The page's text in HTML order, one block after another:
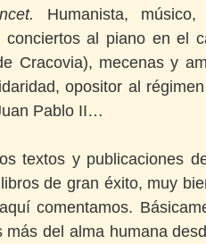
Humanista,
conciertos al piano en el
Cracovia), mecenas y
opositor al
Pablo II…
textos y publicaciones
de gran éxito, muy
comentamos.
más del alma humana